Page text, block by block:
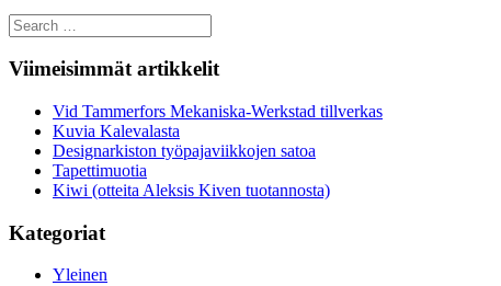
Search
for:
Viimeisimmät artikkelit
Vid Tammerfors Mekaniska-Werkstad tillverkas
Kuvia Kalevalasta
Designarkiston työpajaviikkojen satoa
Tapettimuotia
Kiwi (otteita Aleksis Kiven tuotannosta)
Kategoriat
Yleinen